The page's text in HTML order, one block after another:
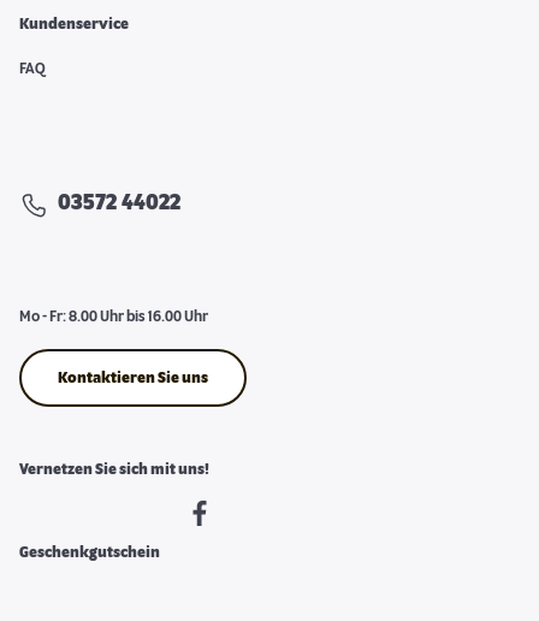
Kundenservice
FAQ
03572 44022
Mo - Fr: 8.00 Uhr bis 16.00 Uhr
Kontaktieren Sie uns
Vernetzen Sie sich mit uns!
Geschenkgutschein